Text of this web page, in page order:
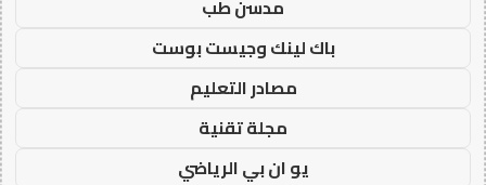
مدسن طب
باك لينك وجيست بوست
مصادر التعليم
مجلة تقنية
يو ان بي الرياضي